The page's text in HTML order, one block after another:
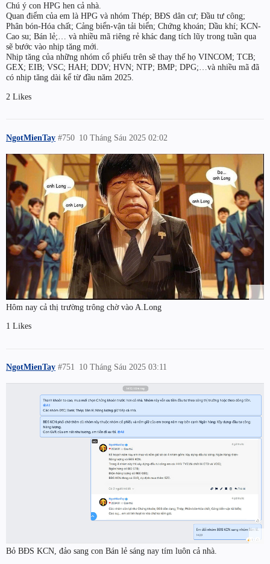
Chú ý con HPG hen cả nhà.
Quan điểm của em là HPG và nhóm Thép; BĐS dân cư; Đầu tư công;
Phân bón-Hóa chất; Cảng biển-vận tải biển; Chứng khoán; Dầu khí; KCN-
Cao su; Bán lẻ;… và nhiều mã riêng rẻ khác đang tích lũy trong tuần qua
sẽ bước vào nhịp tăng mới.
Nhịp tăng của những nhóm cổ phiếu trên sẽ thay thế họ VINCOM; TCB;
GEX; EIB; VSC; HAH; DDV; HVN; NTP; BMP; DPG;…và nhiều mã đã
có nhịp tăng dài kể từ đầu năm 2025.
2 Likes
NgotMienTay 10 Tháng Sáu 2025 02:02
#750
Hôm nay cả thị trường trông chờ vào A.Long
1 Likes
NgotMienTay 10 Tháng Sáu 2025 03:11
#751
Bỏ BĐS KCN, đảo sang con Bán lẻ sáng nay tím luôn cả nhà.